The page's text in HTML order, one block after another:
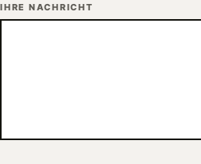
IHRE NACHRICHT